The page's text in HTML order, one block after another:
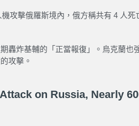
攻擊俄羅斯境內，俄方稱共有 4 人死
轟炸基輔的「正當報復」。烏克蘭也
攻擊。
on Russia, Nearly